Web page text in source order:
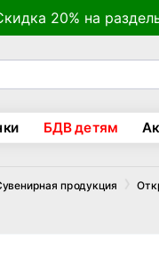
20% на
БДВ детям
продукция